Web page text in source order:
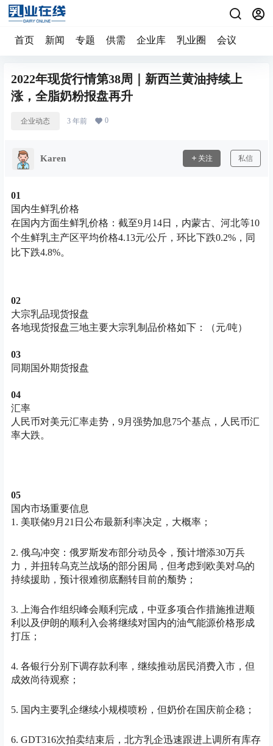
首页 新闻 专题 供需 企业库 乳业圈 会议
2022年现货行情第38周｜新西兰黄油持续上
涨，全脂奶粉报盘再升
企业动态 3 年前 0
Karen 关注 私信
01
国内生鲜乳价格
在国内方面生鲜乳价格：截至9月14日，内蒙古、河北等10
个生鲜乳主产区平均价格4.13元/公斤，环比下跌0.2%，同
比下跌4.8%。
02
大宗乳品现货报盘
各地现货报盘三地主要大宗乳制品价格如下：（元/吨）
03
同期国外期货报盘
04
汇率
人民币对美元汇率走势，9月强势加息75个基点，人民币汇
率大跌。
05
国内市场重要信息
1. 美联储9月21日公布最新利率决定，大概率；
2. 俄乌冲突：俄罗斯发布部分动员令，预计增添30万兵
力，并扭转乌克兰战场的部分困局，但考虑到欧美对乌的
持续援助，预计很难彻底翻转目前的颓势；
3. 上海合作组织峰会顺利完成，中亚多项合作措施推进顺
利以及伊朗的顺利入会将继续对国内的油气能源价格形成
打压；
4. 各银行分别下调存款利率，继续推动居民消费入市，但
成效尚待观察；
5. 国内主要乳企继续小规模喷粉，但奶价在国庆前企稳；
6. GDT316次拍卖结束后，北方乳企迅速跟进上调所有库存